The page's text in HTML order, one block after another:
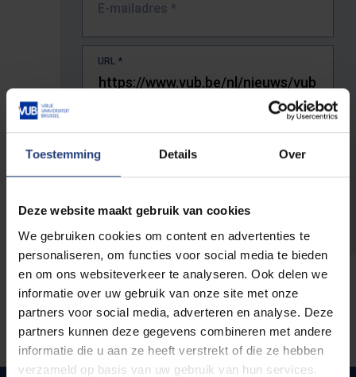
Toestemming Details Over
Deze website maakt gebruik van cookies
We gebruiken cookies om content en advertenties te
personaliseren, om functies voor social media te bieden
en om ons websiteverkeer te analyseren. Ook delen we
informatie over uw gebruik van onze site met onze
partners voor social media, adverteren en analyse. Deze
partners kunnen deze gegevens combineren met andere
informatie die u aan ze heeft verstrekt of die ze hebben
verzameld op basis van uw gebruik van hun services.
E-mailadres *
URL *
De volledige URL van de pagina waar je de fout zag.